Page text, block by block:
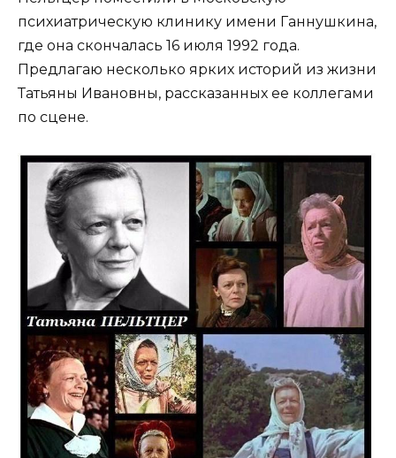
психиатрическую клинику имени Ганнушкина,
где она скончалась 16 июля 1992 года.
Предлагаю несколько ярких историй из жизни
Татьяны Ивановны, рассказанных ее коллегами
по сцене.